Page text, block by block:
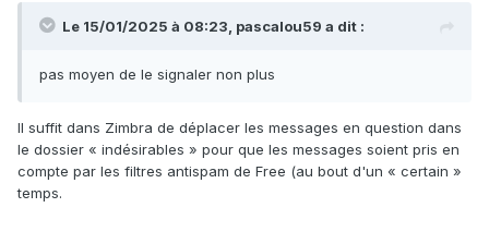
Le 15/01/2025 à 08:23, pascalou59 a dit :
pas moyen de le signaler non plus
Il suffit dans Zimbra de déplacer les messages en question dans
le dossier « indésirables » pour que les messages soient pris en
compte par les filtres antispam de Free (au bout d'un « certain »
temps.